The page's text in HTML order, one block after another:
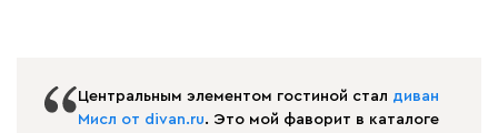
Центральным элементом гостиной стал диван
Мисл от divan.ru. Это мой фаворит в каталоге